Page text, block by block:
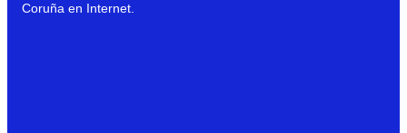
Coruña en Internet.